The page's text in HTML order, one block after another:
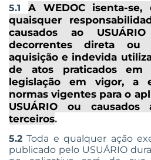
5.1 A WEDOC isenta-se,
quaisquer
causados ao
decorrentes direta ou
aquisição e indevida
de atos praticados em
legislação em vigor, a
normas vigentes para o
USUÁRIO ou causados
terceiros.
5.2 Toda e qualquer ação
publicado pelo USUÁRIO